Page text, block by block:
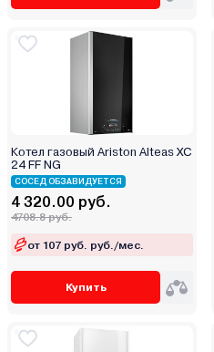
Котел газовый Ariston Alteas XC
24 FF NG
СОСЕД ОБЗАВИДУЕТСЯ
4 320.00 руб.
4708.8 руб.
от 107 руб. руб./мес.
Купить